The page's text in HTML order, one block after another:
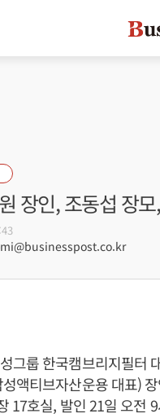
장인, 조동섭 장
그룹 한국캠브리지필터
액티브자산운용 대표)
17호실, 발인 21일 오전